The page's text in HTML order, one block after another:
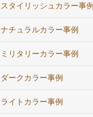
スタイリッシュカラー事例
ナチュラルカラー事例
ミリタリーカラー事例
ダークカラー事例
ライトカラー事例